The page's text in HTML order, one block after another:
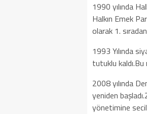
1990 yılında
Halkın Emek
olarak 1.
1993 Yılında
tutuklu kaldı.Bu
2008 yılında
yeniden
yönetimine